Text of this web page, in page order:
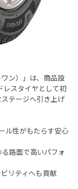
ン）」は、商品設
レスタイヤとして初
テージへ引き上げ
ル性がもたらす安心
路面で高いパフォ
リティへも貢献